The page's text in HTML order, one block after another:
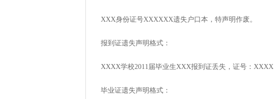
XXX身份证号XXXXXX遗失户口本，特声明作废。
报到证遗失声明格式：
XXXX学校2011届毕业生XXX报到证丢失，证号：XXXX
毕业证遗失声明格式：